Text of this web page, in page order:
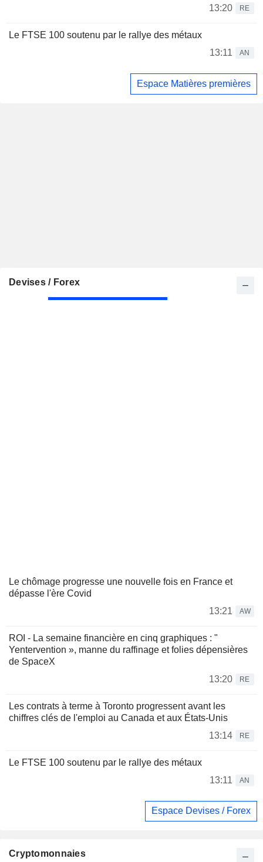
13:20 RE
Le FTSE 100 soutenu par le rallye des métaux
13:11
AN
Espace Matières premières
Devises / Forex
Le chômage progresse une nouvelle fois en France et
dépasse l'ère Covid
13:21
AW
ROI - La semaine financière en cinq graphiques : "
Yentervention », manne du raffinage et folies dépensières
de SpaceX
13:20
RE
Les contrats à terme à Toronto progressent avant les
chiffres clés de l'emploi au Canada et aux États-Unis
13:14
RE
Le FTSE 100 soutenu par le rallye des métaux
13:11
AN
Espace Devises / Forex
Cryptomonnaies